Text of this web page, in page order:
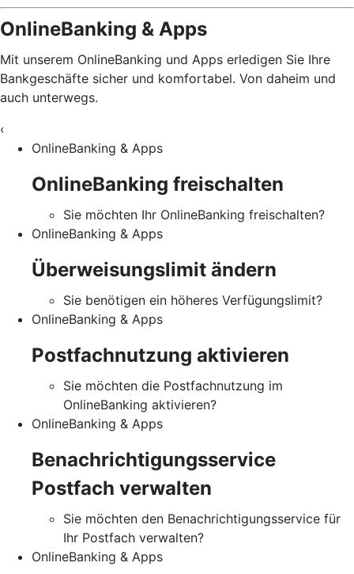
OnlineBanking & Apps
Mit unserem OnlineBanking und Apps erledigen Sie Ihre
Bankgeschäfte sicher und komfortabel. Von daheim und
auch unterwegs.
‹
OnlineBanking & Apps
OnlineBanking freischalten
Sie möchten Ihr OnlineBanking freischalten?
OnlineBanking & Apps
Überweisungslimit ändern
Sie benötigen ein höheres Verfügungslimit?
OnlineBanking & Apps
Postfachnutzung aktivieren
Sie möchten die Postfachnutzung im
OnlineBanking aktivieren?
OnlineBanking & Apps
Benachrichtigungsservice
Postfach verwalten
Sie möchten den Benachrichtigungsservice für
Ihr Postfach verwalten?
OnlineBanking & Apps